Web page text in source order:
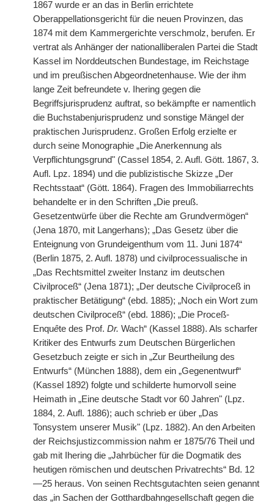
1867 wurde er an das in Berlin errichtete
Oberappellationsgericht für die neuen Provinzen, das
1874 mit dem Kammergerichte verschmolz, berufen. Er
vertrat als Anhänger der nationalliberalen Partei die Stadt
Kassel im Norddeutschen Bundestage, im Reichstage
und im preußischen Abgeordnetenhause. Wie der ihm
lange Zeit befreundete v. Ihering gegen die
Begriffsjurisprudenz auftrat, so bekämpfte er namentlich
die Buchstabenjurisprudenz und sonstige Mängel der
praktischen Jurisprudenz. Großen Erfolg erzielte er
durch seine Monographie „Die Anerkennung als
Verpflichtungsgrund" (Cassel 1854, 2. Aufl. Gött. 1867, 3.
Aufl. Lpz. 1894) und die publizistische Skizze „Der
Rechtsstaat“ (Gött. 1864). Fragen des Immobiliarrechts
behandelte er in den Schriften „Die preuß.
Gesetzentwürfe über die Rechte am Grundvermögen“
(Jena 1870, mit Langerhans); „Das Gesetz über die
Enteignung von Grundeigenthum vom 11. Juni 1874“
(Berlin 1875, 2. Aufl. 1878) und civilprocessualische in
„Das Rechtsmittel zweiter Instanz im deutschen
Civilproceß“ (Jena 1871); „Der deutsche Civilproceß in
praktischer Betätigung“ (ebd. 1885); „Noch ein Wort zum
deutschen Civilproceß“ (ebd. 1886); „Die Proceß-
Enquête des Prof. Dr. Wach“ (Kassel 1888). Als scharfer
Kritiker des Entwurfs zum Deutschen Bürgerlichen
Gesetzbuch zeigte er sich in „Zur Beurtheilung des
Entwurfs“ (München 1888), dem ein „Gegenentwurf“
(Kassel 1892) folgte und schilderte humorvoll seine
Heimath in „Eine deutsche Stadt vor 60 Jahren" (Lpz.
1884, 2. Aufl. 1886); auch schrieb er über „Das
Tonsystem unserer Musik" (Lpz. 1882). An den Arbeiten
der Reichsjustizcommission nahm er 1875/76 Theil und
gab mit Ihering die „Jahrbücher für die Dogmatik des
heutigen römischen und deutschen Privatrechts“ Bd. 12
—25 heraus. Von seinen Rechtsgutachten seien genannt
das „in Sachen der Gotthardbahngesellschaft gegen die